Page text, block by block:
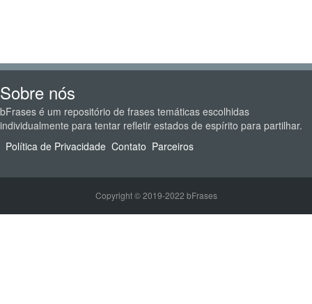
Sobre nós
bFrases é um repositório de frases temáticas escolhidas
individualmente para tentar refletir estados de espírito para partilhar.
Política de Privacidade Contato Parceiros
Copyright © 2019-2022 bFrases